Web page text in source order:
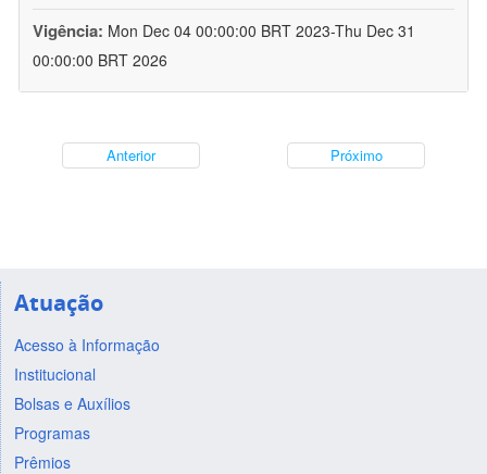
Vigência: Mon Dec 04 00:00:00 BRT 2023-Thu Dec 31
00:00:00 BRT 2026
Anterior Próximo
Atuação
Acesso à Informação
Institucional
Bolsas e Auxílios
Programas
Prêmios